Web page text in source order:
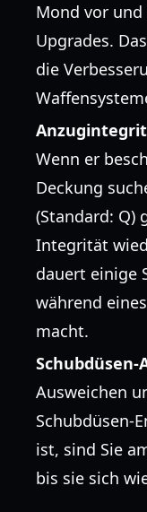
Mond vor
Upgrades.
die
Wenn er
Deckung
(Standard: Q)
Integrität
dauert einige
während
macht.
Schubdüsen-
Ausweichen
Schubdüsen-
ist, sind Sie
bis sie sich